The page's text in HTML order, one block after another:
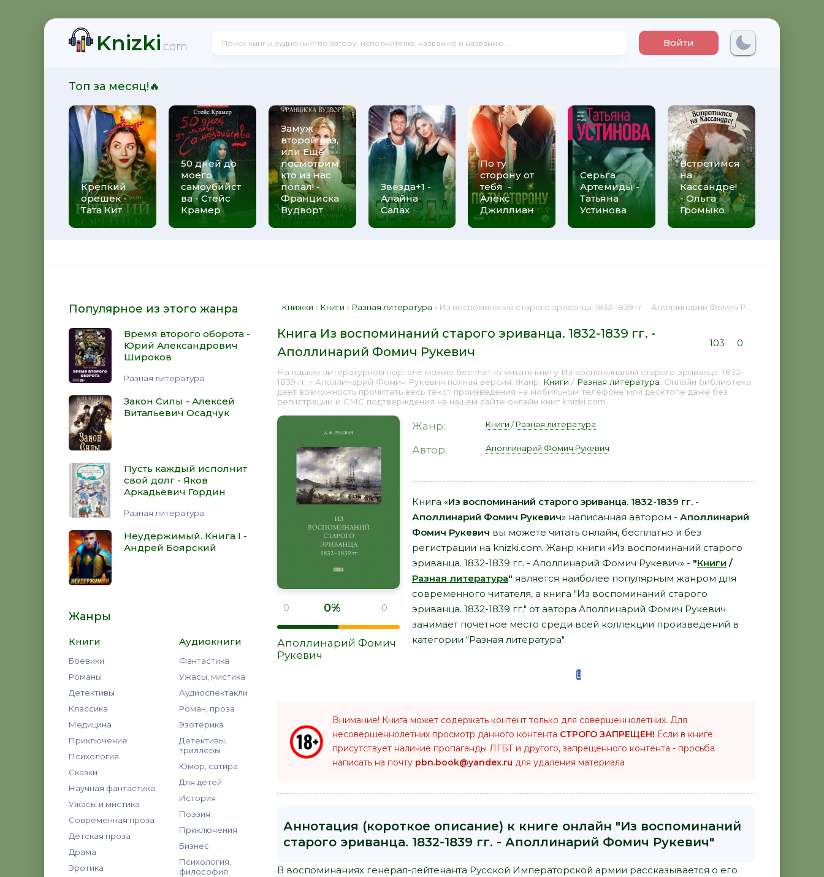
Knizki.com Войти
Топ за месяц!🔥
Крепкий
орешек -
Тата Кит
50 дней до
моего
самоубийст
ва - Стейс
Крамер
Замуж
второй раз,
или Ещё
посмотрим,
кто из нас
попал! -
Франциска
Вудворт
Звезда+1 -
Алайна
Салах
По ту
сторону от
тебя -
Алекс
Джиллиан
Серьга
Артемиды -
Татьяна
Устинова
Встретимся
на
Кассандре!
- Ольга
Громыко
Популярное из этого жанра
Время второго оборота -
Юрий Александрович
Широков
Разная литература
Закон Силы - Алексей
Витальевич Осадчук
Пусть каждый исполнит
свой долг - Яков
Аркадьевич Гордин
Разная литература
Неудержимый. Книга I -
Андрей Боярский
Жанры
Книги
Боевики
Романы
Детективы
Классика
Медицина
Приключение
Психология
Сказки
Научная фантастика
Ужасы и мистика
Современная проза
Детская проза
Драма
Эротика
Аудиокниги
Фантастика
Ужасы, мистика
Аудиоспектакли
Роман, проза
Эзотерика
Детективы,
триллеры
Юмор, сатира
Для детей
История
Поэзия
Приключения
Бизнес
Психология,
философия
Книжки » Книги » Разная литература » Из воспоминаний старого эриванца. 1832-1839 гг. - Аполлинарий Фомич Рукевич 📕 - Книга онлайн бесплатно
Книга Из воспоминаний старого эриванца. 1832-1839 гг. -
Аполлинарий Фомич Рукевич
103 0
На нашем литературном портале можно бесплатно читать книгу Из воспоминаний старого эриванца. 1832-
1839 гг. - Аполлинарий Фомич Рукевич полная версия. Жанр: Книги / Разная литература . Онлайн библиотека
дает возможность прочитать весь текст произведения на мобильном телефоне или десктопе даже без
регистрации и СМС подтверждения на нашем сайте онлайн книг knizki.com.
0 0% 0
Аполлинарий Фомич
Рукевич
Жанр: Книги /Разная литература
Автор: Аполлинарий Фомич Рукевич
Книга «Из воспоминаний старого эриванца. 1832-1839 гг. -
Аполлинарий Фомич Рукевич» написанная автором - Аполлинарий
Фомич Рукевич вы можете читать онлайн, бесплатно и без
регистрации на knizki.com. Жанр книги «Из воспоминаний старого
эриванца. 1832-1839 гг. - Аполлинарий Фомич Рукевич» - "Книги /
Разная литература" является наиболее популярным жанром для
современного читателя, а книга "Из воспоминаний старого
эриванца. 1832-1839 гг." от автора Аполлинарий Фомич Рукевич
занимает почетное место среди всей коллекции произведений в
категории "Разная литература".
Внимание! Книга может содержать контент только для совершеннолетних. Для
несовершеннолетних просмотр данного контента СТРОГО ЗАПРЕЩЕН! Если в книге
присутствует наличие пропаганды ЛГБТ и другого, запрещенного контента - просьба
написать на почту pbn.book@yandex.ru для удаления материала
Аннотация (короткое описание) к книге онлайн "Из воспоминаний
старого эриванца. 1832-1839 гг. - Аполлинарий Фомич Рукевич"
В воспоминаниях генерал-лейтенанта Русской Императорской армии рассказывается о его
Юрий Александрович Широков
Осадчук
долг - Яков Аркадьевич Гордин